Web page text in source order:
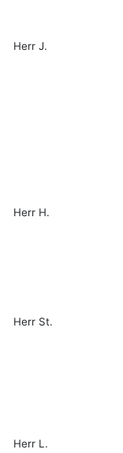
Herr J.
Herr H.
Herr St.
Herr L.